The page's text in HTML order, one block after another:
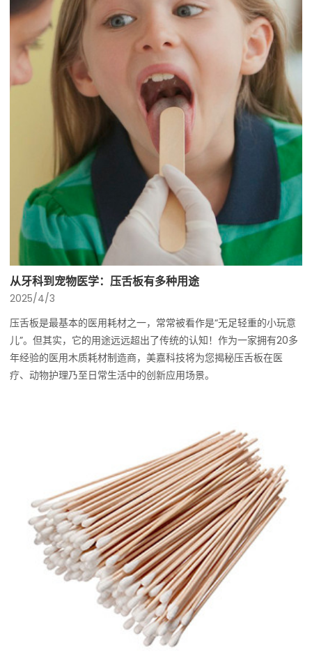
从牙科到宠物医学：压舌板有多种用途
2025/4/3
压舌板是最基本的医用耗材之一，常常被看作是“无足轻重的小玩意
儿”。但其实，它的用途远远超出了传统的认知！作为一家拥有20多
年经验的医用木质耗材制造商，美嘉科技将为您揭秘压舌板在医
疗、动物护理乃至日常生活中的创新应用场景。